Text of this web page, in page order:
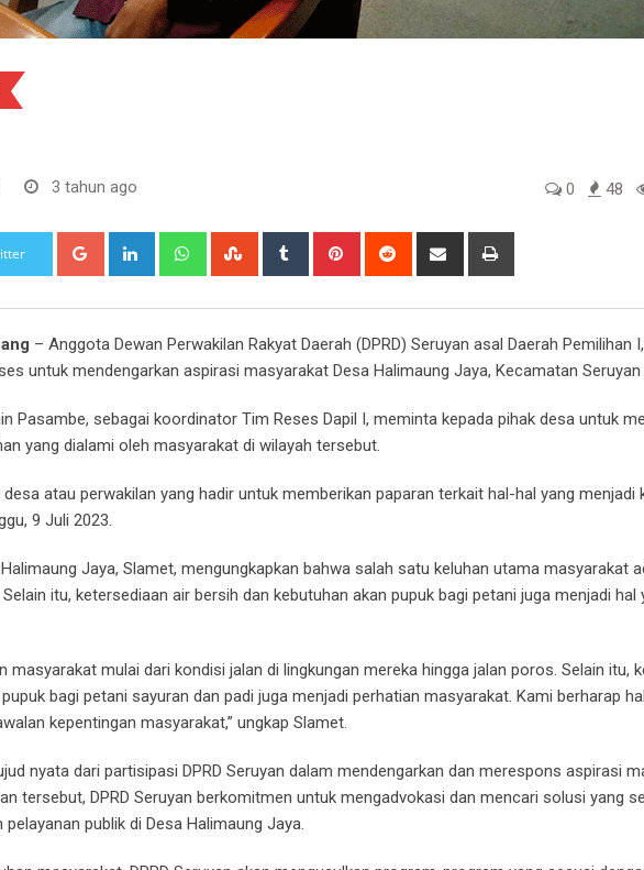
3 tahun ago 0 48
Google+ LinkedIn WhatsappStumbleUpon
Tumblr Pinterest Reddit
Share
– Anggota Dewan Perwakilan Rakyat Daerah (DPRD) Seruyan asal Daerah Pemilihan
untuk mendengarkan aspirasi masyarakat Desa Halimaung Jaya, Kecamatan Seruyan
Pasambe, sebagai koordinator Tim Reses Dapil I, meminta kepada pihak desa untuk
yang dialami oleh masyarakat di wilayah tersebut.
desa atau perwakilan yang hadir untuk memberikan paparan terkait hal-hal yang menjadi
9 Juli 2023.
Jaya, Slamet, mengungkapkan bahwa salah satu keluhan utama masyarakat
itu, ketersediaan air bersih dan kebutuhan akan pupuk bagi petani juga menjadi hal
masyarakat mulai dari kondisi jalan di lingkungan mereka hingga jalan poros. Selain itu,
bagi petani sayuran dan padi juga menjadi perhatian masyarakat. Kami berharap
kepentingan masyarakat,” ungkap Slamet.
nyata dari partisipasi DPRD Seruyan dalam mendengarkan dan merespons aspirasi
tersebut, DPRD Seruyan berkomitmen untuk mengadvokasi dan mencari solusi yang
publik di Desa Halimaung Jaya.